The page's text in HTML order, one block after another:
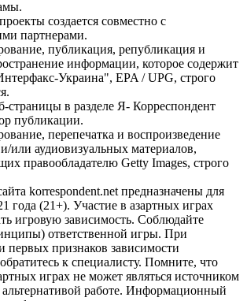
создается совместно с
партнерами.
публикация, републикация и
информации, которое содержит
Украина", EPA / UPG, строго
страницы в разделе Я- Корреспондент
публикации.
перепечатка и воспроизведение
или аудиовизуальных материалов,
правообладателю Getty Images, строго
korrespondent.net предназначены для
года (21+). Участие в азартных играх
игровую зависимость. Соблюдайте
ответственной игры. При
первых признаков зависимости
к специалисту. Помните, что
играх не может являться источником
альтернативой работе. Информационный